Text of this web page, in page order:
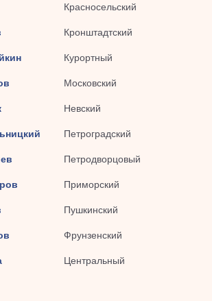
Красносельский
Кронштадтский
Курортный
Московский
Невский
Петроградский
Петродворцовый
Приморский
Пушкинский
Фрунзенский
Центральный